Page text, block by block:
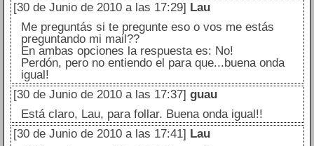
[30 de Junio de 2010 a las 17:29] Lau
Me preguntás si te pregunte eso o vos me estás
preguntando mi mail??
En ambas opciones la respuesta es: No!
Perdón, pero no entiendo el para que...buena onda
igual!
[30 de Junio de 2010 a las 17:37] guau
Está claro, Lau, para follar. Buena onda igual!!
[30 de Junio de 2010 a las 17:41] Lau